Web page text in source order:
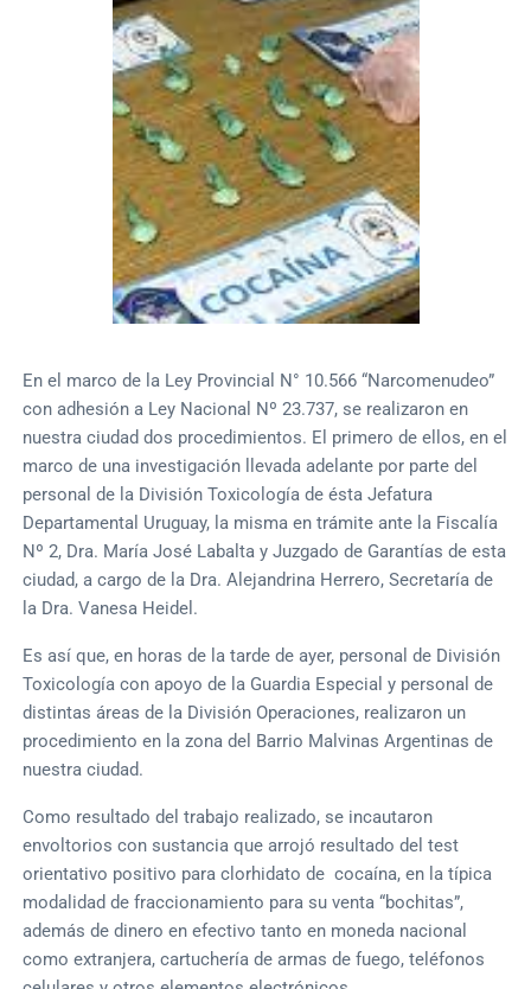
En el marco de la Ley Provincial N° 10.566 “Narcomenudeo”
con adhesión a Ley Nacional Nº 23.737, se realizaron en
nuestra ciudad dos procedimientos. El primero de ellos, en el
marco de una investigación llevada adelante por parte del
personal de la División Toxicología de ésta Jefatura
Departamental Uruguay, la misma en trámite ante la Fiscalía
Nº 2, Dra. María José Labalta y Juzgado de Garantías de esta
ciudad, a cargo de la Dra. Alejandrina Herrero, Secretaría de
la Dra. Vanesa Heidel.
Es así que, en horas de la tarde de ayer, personal de División
Toxicología con apoyo de la Guardia Especial y personal de
distintas áreas de la División Operaciones, realizaron un
procedimiento en la zona del Barrio Malvinas Argentinas de
nuestra ciudad.
Como resultado del trabajo realizado, se incautaron
envoltorios con sustancia que arrojó resultado del test
orientativo positivo para clorhidato de cocaína, en la típica
modalidad de fraccionamiento para su venta “bochitas”,
además de dinero en efectivo tanto en moneda nacional
como extranjera, cartuchería de armas de fuego, teléfonos